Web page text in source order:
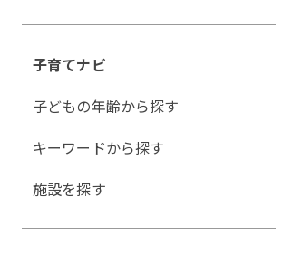
ゲ
シ
ョ
子育てナビ
子どもの年齢から探す
キーワードから探す
施設を探す